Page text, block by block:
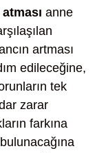
anne
artması
edileceğine,
tek
zarar
farkına